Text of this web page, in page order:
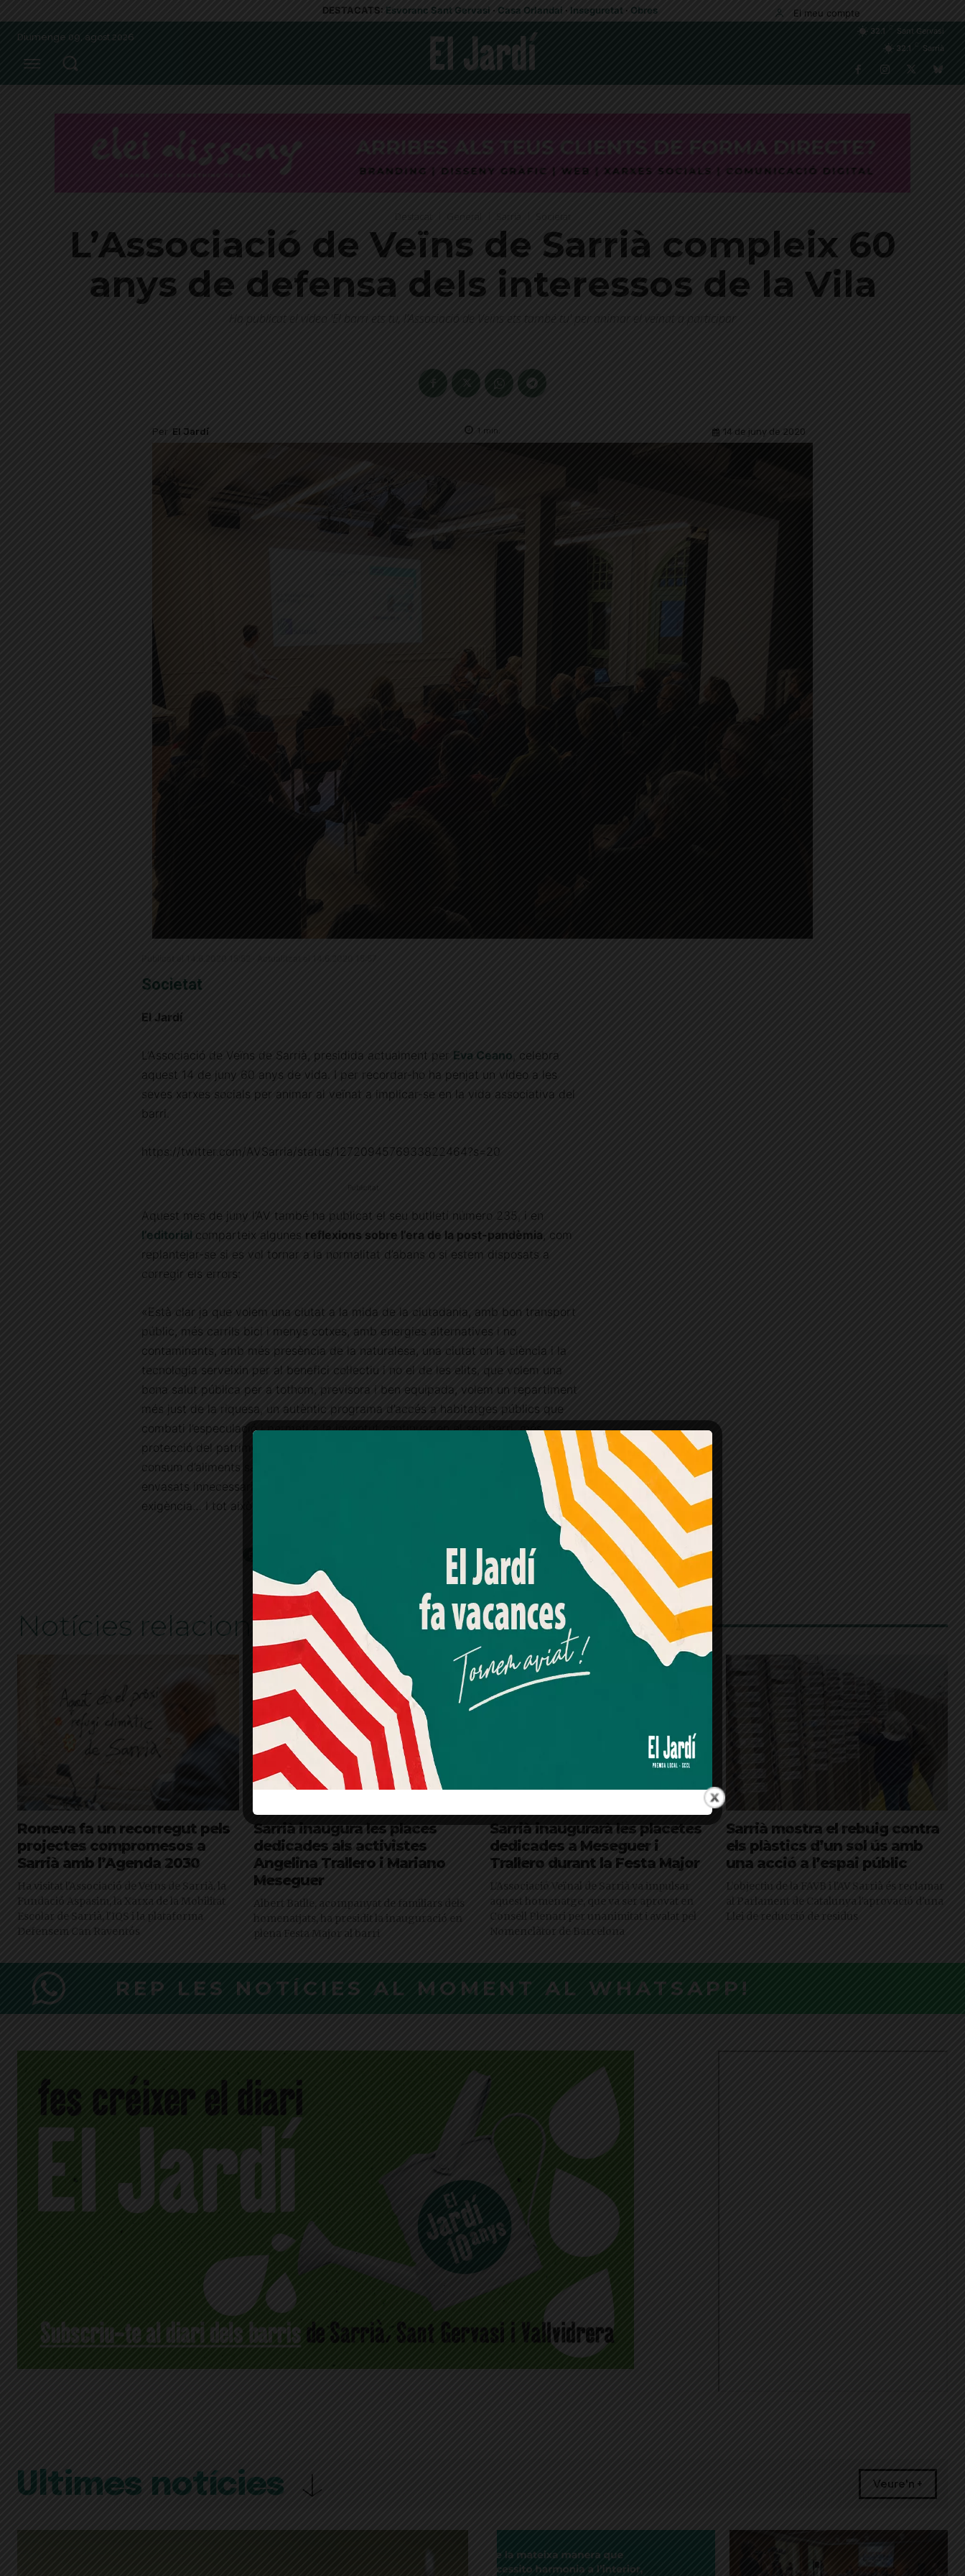
DESTACATS: Esvoranc Sant Gervasi · Casa Orlandai · Inseguretat · Obres El meu compte
Diumenge 09, agost 2026
32.1
Sant Gervasi
32.1
Sarrià
Destacat
L’Associació de Veïns de Sarrià compleix 60
anys de defensa dels interessos de la Vila
Ha publicat el vídeo 'El barri ets tu, l’Associació de Veïns ets també tu' per animar el veïnat a participar
Per El Jardí 1 min. 14 de juny de 2020
Societat
El Jardí
L’Associació de Veïns de Sarrià, presidida actualment per Eva Ceano , celebra
aquest 14 de juny 60 anys de vida. I per recordar-ho ha penjat un vídeo a les
seves xarxes socials per animar al veïnat a implicar-se en la vida associativa del
barri.
https://twitter.com/AVSarria/status/1272094576933822464?s=20
Aquest mes de juny l’AV també ha publicat el seu butlletí número 235, i en
l’editorial comparteix algunes reflexions sobre l’era de la post-pandèmia, com
replantejar-se si es vol tornar a la normalitat d’abans o si estem disposats a
corregir els errors:
«Està clar ja que volem una ciutat a la mida de la ciutadania, amb bon transport
públic, més carrils bici i menys cotxes, amb energies alternatives i no
contaminants, amb més presència de la naturalesa, una ciutat on la ciència i la
tecnologia serveixin per al benefici col·lectiu i no el de les elits, que volem una
bona salut pública per a tothom, previsora i ben equipada, volem un repartiment
més just de la riquesa, un autèntic programa d’accés a habitatges públics que
combati l’especulació i permeti a la joventut continuar en el seu barri, més
protecció del patrimoni ciutadà i de la cultura, una ciutat on s’afavoreixi el
consum d’aliments sans i ecològics, de la proximitat més gran possible i evitant
envasats innecessaris i insalubres, on el reciclatge de residus sigui una
exigència… I tot això sabem i podem fer-ho.»
AV SARRIÀ
Notícies relacionades
Romeva fa un recorregut pels
projectes compromesos a
Sarrià amb l’Agenda 2030
Ha visitat l'Associació de Veïns de Sarrià, la
Fundació Aspasim, la Xarxa de la Mobilitat
Escolar de Sarrià, l'IQS i la plataforma
Defensem Can Raventós
Sarrià inaugura les places
dedicades als activistes
Angelina Trallero i Mariano
Meseguer
Albert Batlle, acompanyat de familiars dels
homenatjats, ha presidit la inauguració en
plena Festa Major al barri
Sarrià inaugurarà les placetes
dedicades a Meseguer i
Trallero durant la Festa Major
L'Associació Veïnal de Sarrià va impulsar
aquest homenatge, que va ser aprovat en
Consell Plenari per unanimitat i avalat pel
Nomenclàtor de Barcelona
Sarrià mostra el rebuig contra
els plàstics d’un sol ús amb
una acció a l’espai públic
L'objectiu de la FAVB i l'AV Sarrià és reclamar
al Parlament de Catalunya l'aprovació d'una
Llei de reducció de residus
REP LES NOTÍCIES AL MOMENT AL WHATSAPP!
Últimes notícies Veure'n +
Amb el seu acord, nosaltres fem servir galetes o
tecnologies similars per emmagatzemar, accedir i
processar dades personals com la seva visita a aquest lloc
web. Pot retirar el seu consentiment o oposar-se al
processament de dades basat en interessos legítims en
qualsevol moment fent clic a "Ajustos de cookies" o a la
nostra Política de privacitat en aquest lloc web. Si cliques
"acceptar" dones el teu consentiment
Més informació Acceptar Rebutjar tot
Quan l’usuari crea un compte al Diari el Jardí, dona el seu
consentiment explícit per rebre comunicacions
informatives relacionades amb el servei. Aquest
consentiment pot ser revocat en qualsevol moment
mitjançant l’enllaç de baixa present a tots els correus.